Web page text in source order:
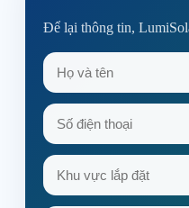
Để lại thông tin,